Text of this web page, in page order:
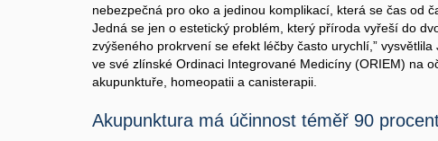
nebezpečná pro oko a jedinou komplikací, která se čas od
Jedná se jen o estetický problém, který příroda vyřeší do
zvýšeného prokrvení se efekt léčby často urychlí,”
ve své zlínské Ordinaci Integrované Medicíny (ORIEM) na
akupunktuře, homeopatii a canisterapii.
Akupunktura má účinnost téměř 90